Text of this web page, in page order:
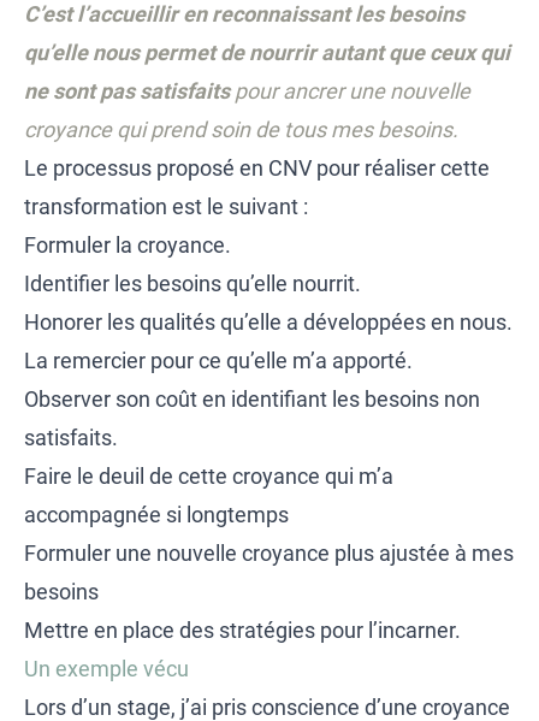
C’est l’accueillir en reconnaissant les besoins
qu’elle nous permet de nourrir autant que ceux qui
ne sont pas satisfaitspour ancrer une nouvelle
croyance qui prend soin de tous mes besoins.
Le processus proposé en CNV pour réaliser cette
transformation est le suivant :
Formuler la croyance.
Identifier les besoins qu’elle nourrit.
Honorer les qualités qu’elle a développées en nous.
La remercier pour ce qu’elle m’a apporté.
Observer son coût en identifiant les besoins non
satisfaits.
Faire le deuil de cette croyance qui m’a
accompagnée si longtemps
Formuler une nouvelle croyance plus ajustée à mes
besoins
Mettre en place des stratégies pour l’incarner.
Un exemple vécu
Lors d’un stage, j’ai pris conscience d’une croyance